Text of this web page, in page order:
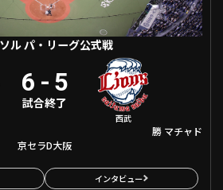
ル パ・リーグ公式戦
6 - 5
試合終了
西武
勝 マチャド
京セラD大阪
インタビュー